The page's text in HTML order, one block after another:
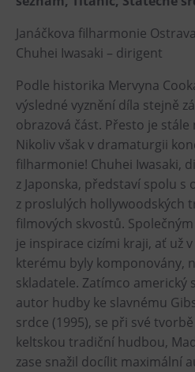
HopJump
Národní zemědělské
Fajna Dilna
FUTUREUM
Prohlídky
Dolní Vítkovice
Hornické muzeum
Občerstvení
Bolt Café
Kavárna Velký Svět
L’Osteria
Janáčkova filharmonie Ostrava
Chuhei Iwasaki – dirigent
Podle historika Mervyna
výsledné vyznění díla stejně
obrazová část. Přesto je
Nikoliv však v dramaturgii
filharmonie! Chuhei Iwasaki,
z Japonska, představí spolu s
z proslulých hollywoodských
filmových skvostů.
je inspirace cizími kraji, ať už
kterému byly komponovány,
skladatele. Zatímco americký
autor hudby ke slavnému
srdce (1995), se při své
keltskou tradiční hudbou,
zase snažil docílit maximální